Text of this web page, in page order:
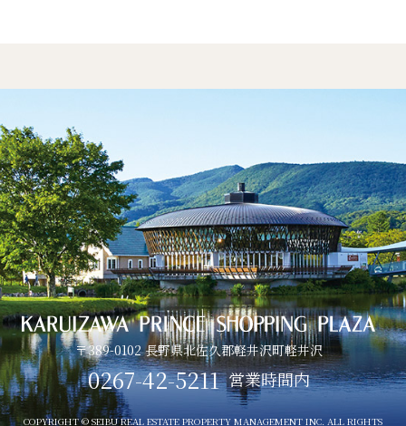
〒389-0102 長野県北佐久郡軽井沢町軽井沢
0267-42-5211 営業時間内
COPYRIGHT © SEIBU REAL ESTATE PROPERTY MANAGEMENT INC. ALL RIGHTS